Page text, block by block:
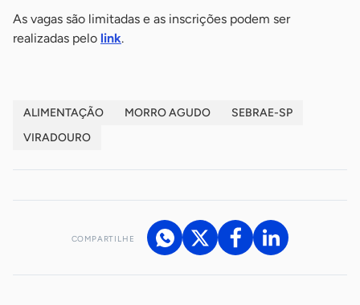
As vagas são limitadas e as inscrições podem ser
realizadas pelo link.
ALIMENTAÇÃO MORRO AGUDO
SEBRAE-SP
VIRADOURO
COMPARTILHE